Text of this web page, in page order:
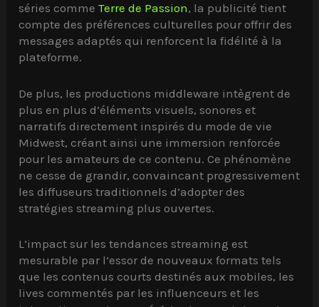
séries commeTerre de Passion, la publicité tient
compte des préférences culturelles pour offrir des
messages adaptés qui renforcent la fidélité à la
plateforme.
De plus, les productions middleware intègrent de
plus en plus d’éléments visuels, sonores et
narratifs directement inspirés du mode de vie
Midwest, créant ainsi une immersion renforcée
pour les amateurs de ce contenu. Ce phénomène
ne cesse de grandir, convaincant progressivement
les diffuseurs traditionnels d’adopter des
stratégies streaming plus ouvertes.
L’impact sur les tendances streaming est
mesurable par l’essor de nouveaux formats tels
que les contenus courts destinés aux mobiles, les
lives commentés par les influenceurs et les